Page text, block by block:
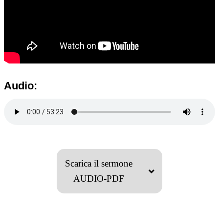
Audio:
Scarica il sermone
AUDIO-PDF